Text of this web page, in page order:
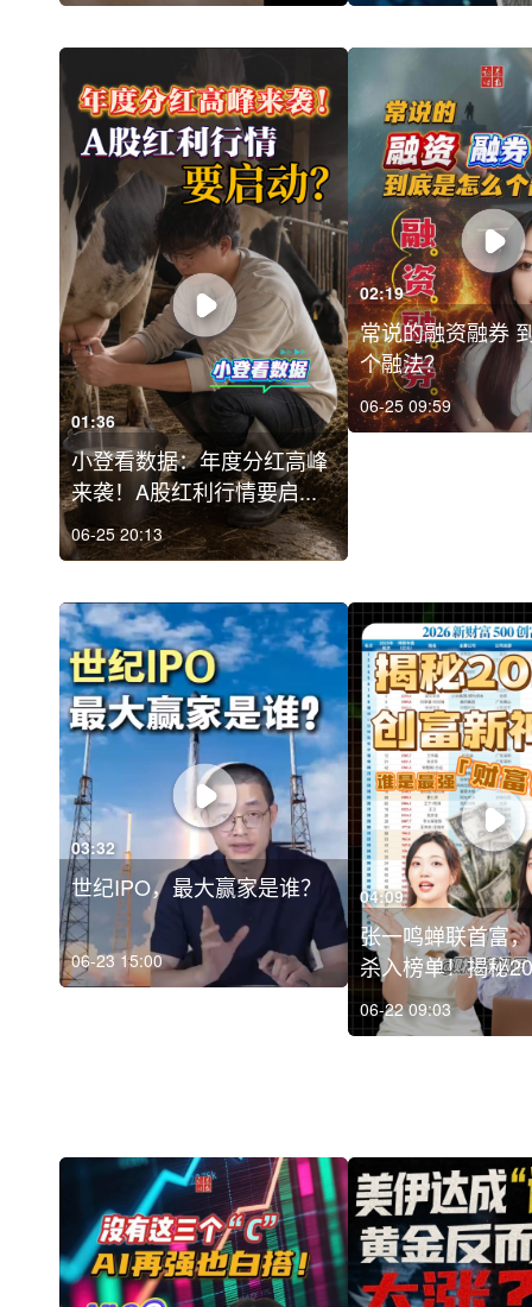
01:36
小登看数据：年度分红高峰
来袭！A股红利行情要启...
06-25 20:13
02:19
常说的融资融券
个融法？
06-25 09:59
03:32
世纪IPO，最大赢家是谁？
06-23 15:00
04:09
张一鸣蝉联首富
杀入榜单！揭秘
06-22 09:03